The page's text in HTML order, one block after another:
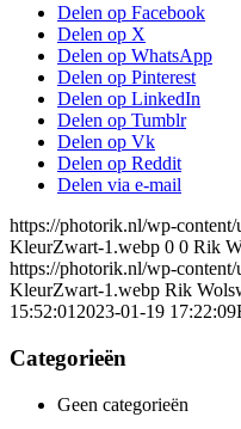
Delen op Facebook
Delen op X
Delen op WhatsApp
Delen op Pinterest
Delen op LinkedIn
Delen op Tumblr
Delen op Vk
Delen op Reddit
Delen via e-mail
https://photorik.nl/wp-
KleurZwart-1.webp 0 0 Rik
https://photorik.nl/wp-
KleurZwart-1.webp Rik
15:52:01 2023-01-19 17:22:09
Categorieën
Geen categorieën